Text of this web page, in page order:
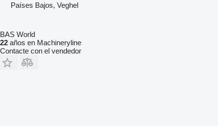
Países Bajos, Veghel
BAS World
22 años en Machineryline
Contacte con el vendedor